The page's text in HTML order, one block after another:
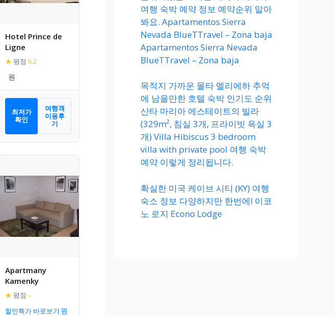
Hotel Prince de
Ligne
★ 평점 6.2
최저가
확인
여행객
이용후
기
Apartmany
Kamenky
★ 평점 –
할인특가 바로보기
여행 숙박 예약 정보 예약순위 알아
봐요. Apartamentos Sierra
Nevada BlueTTravel – Zona baja
Apartamentos Sierra Nevada
BlueTTravel – Zona baja
목적지 가까운 몰타 멜리에하 추억
에 남을만한 호텔 숙박 인기도 순위
산타 마리아 에스테이트의 빌라
(329m², 침실 3개, 프라이빗 욕실 3
개) Villa Hibiscus 3 bedroom
villa with private pool 여행 숙박
예약 이렇게 정리됩니다.
확실한 미국 케이브 시티 (KY) 여행
숙소 정보 다양하지만 한번에! 이코
노 로지 Econo Lodge